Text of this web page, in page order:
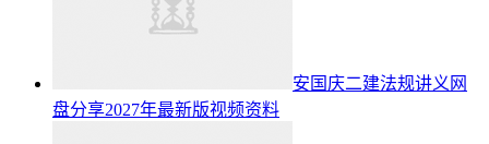
安国庆二建法规讲义网
盘分享2027年最新版视频资料